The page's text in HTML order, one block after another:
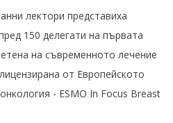
лектори представиха
150 делегати на първата
на съвременното лечение
от Европейското
- ESMO In Focus Breast